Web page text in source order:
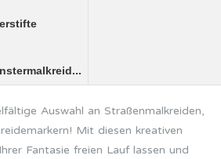
Auswahl an Straßenmalkreiden,
Mit diesen kreativen
Fantasie freien Lauf lassen und